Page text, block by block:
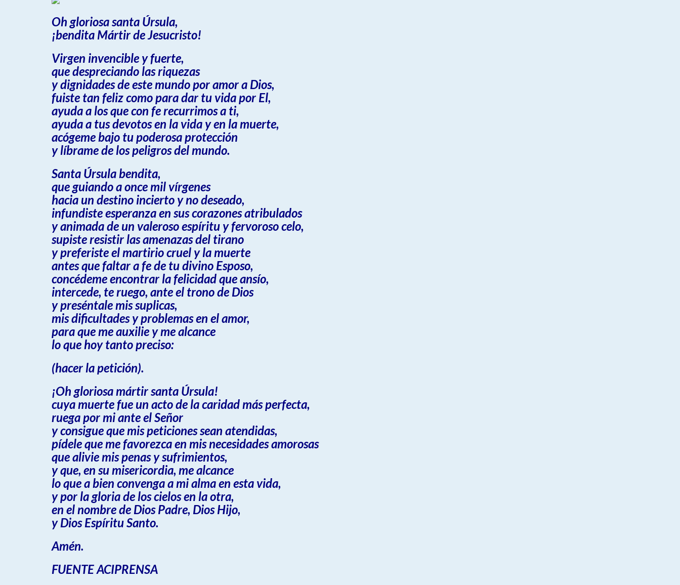
Oh gloriosa santa Úrsula,
¡bendita Mártir de Jesucristo!
Virgen invencible y fuerte,
que despreciando las riquezas
y dignidades de este mundo por amor a Dios,
fuiste tan feliz como para dar tu vida por El,
ayuda a los que con fe recurrimos a ti,
ayuda a tus devotos en la vida y en la muerte,
acógeme bajo tu poderosa protección
y líbrame de los peligros del mundo.
Santa Úrsula bendita,
que guiando a once mil vírgenes
hacia un destino incierto y no deseado,
infundiste esperanza en sus corazones atribulados
y animada de un valeroso espíritu y fervoroso celo,
supiste resistir las amenazas del tirano
y preferiste el martirio cruel y la muerte
antes que faltar a fe de tu divino Esposo,
concédeme encontrar la felicidad que ansío,
intercede, te ruego, ante el trono de Dios
y preséntale mis suplicas,
mis dificultades y problemas en el amor,
para que me auxilie y me alcance
lo que hoy tanto preciso:
(hacer la petición).
¡Oh gloriosa mártir santa Úrsula!
cuya muerte fue un acto de la caridad más perfecta,
ruega por mi ante el Señor
y consigue que mis peticiones sean atendidas,
pídele que me favorezca en mis necesidades amorosas
que alivie mis penas y sufrimientos,
y que, en su misericordia, me alcance
lo que a bien convenga a mi alma en esta vida,
y por la gloria de los cielos en la otra,
en el nombre de Dios Padre, Dios Hijo,
y Dios Espíritu Santo.
Amén.
FUENTE ACIPRENSA